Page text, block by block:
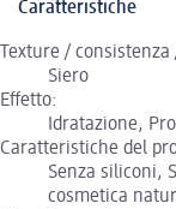
Caratteristiche
Texture /
Siero
Effetto:
Idratazione,
Caratteristiche del
Senza siliconi,
cosmetica